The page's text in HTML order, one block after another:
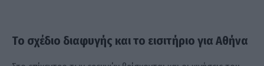
Το σχέδιο διαφυγής και το εισιτήριο για Αθήνα